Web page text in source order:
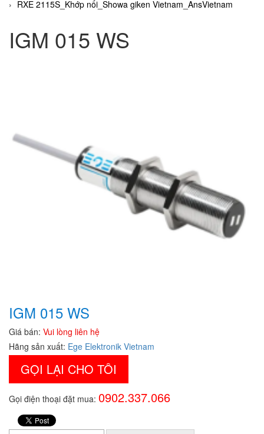
RXE 2115S_Khớp nối_Showa giken Vietnam_AnsVietnam
IGM 015 WS
IGM 015 WS
Giá bán: Vui lòng liên hệ
Hãng sản xuất: Ege Elektronik Vietnam
GỌI LẠI CHO TÔI
Gọi điện thoại đặt mua: 0902.337.066